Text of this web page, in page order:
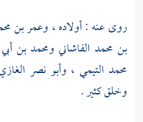
روى عنه : أولاده ، وعمر بن
بن محمد الفاشاني ومحمد بن
محمد التيمي ، وأبو نصر
وخلق كثير .